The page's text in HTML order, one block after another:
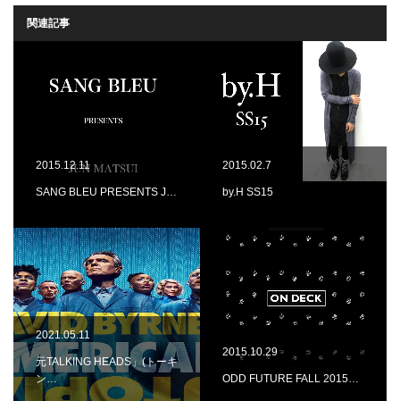
関連記事
2015.12.11
SANG BLEU PRESENTS J…
2015.02.7
by.H SS15
2021.05.11
元TALKING HEADS」(トーキ
ン…
2015.10.29
ODD FUTURE FALL 2015…